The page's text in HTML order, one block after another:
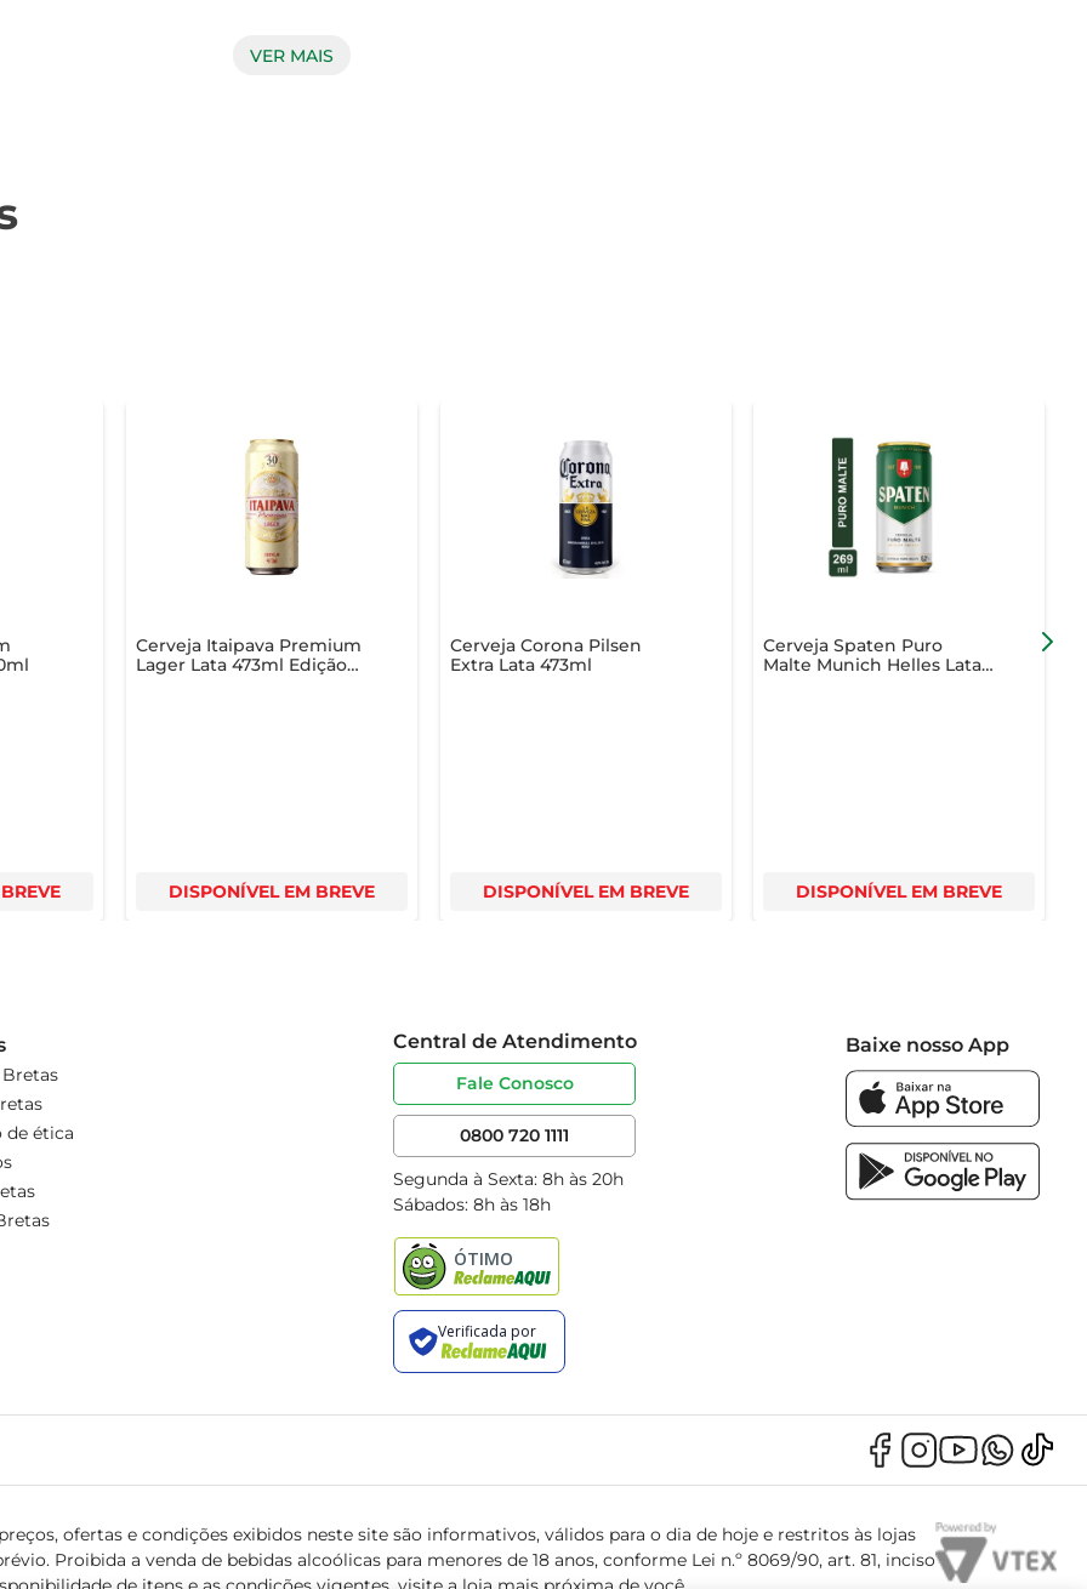
recomenda-se servi-la bem gelada, entre 4°C e 6°C. O copo ideal para degustá-la é o tipo pilsner, que ajuda a
VER MAIS
Cerveja Itaipava Premium
Lager Lata 473ml Edição
DISPONÍVEL EM BREVE
Cerveja Corona Pilsen
Extra Lata 473ml
DISPONÍVEL EM BREVE
Cerveja Spaten Puro
Malte Munich Helles Lata
DISPONÍVEL EM BREVE
de ética
Central de Atendimento
Fale Conosco
0800 720 1111
Segunda à Sexta: 8h às 20h
Sábados: 8h às 18h
Baixe nosso App
ofertas e condições exibidos neste site são informativos, válidos para o dia de hoje e restritos às lojas
Proibida a venda de bebidas alcoólicas para menores de 18 anos, conforme Lei n.º 8069/90, art. 81, inciso